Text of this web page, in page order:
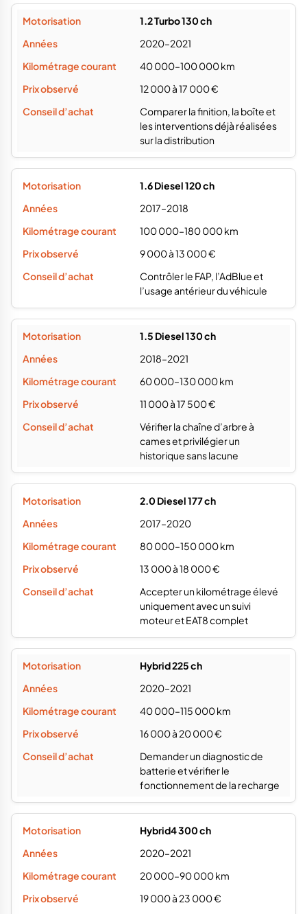
1.2 Turbo 130 ch
2020–2021
40 000–100 000 km
12 000 à 17 000 €
Comparer la finition, la boîte et
les interventions déjà réalisées
sur la distribution
1.6 Diesel 120 ch
2017–2018
100 000–180 000 km
9 000 à 13 000 €
Contrôler le FAP, l’AdBlue et
l’usage antérieur du véhicule
1.5 Diesel 130 ch
2018–2021
60 000–130 000 km
11 000 à 17 500 €
Vérifier la chaîne d’arbre à
cames et privilégier un
historique sans lacune
2.0 Diesel 177 ch
2017–2020
80 000–150 000 km
13 000 à 18 000 €
Accepter un kilométrage élevé
uniquement avec un suivi
moteur et EAT8 complet
Hybrid 225 ch
2020–2021
40 000–115 000 km
16 000 à 20 000 €
Demander un diagnostic de
batterie et vérifier le
fonctionnement de la recharge
Hybrid4 300 ch
2020–2021
20 000–90 000 km
19 000 à 23 000 €